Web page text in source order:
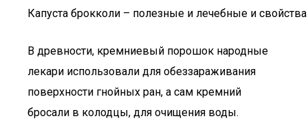
Капуста брокколи – полезные и лечебные и свойства
В древности, кремниевый порошок народные
лекари использовали для обеззараживания
поверхности гнойных ран, а сам кремний
бросали в колодцы, для очищения воды.